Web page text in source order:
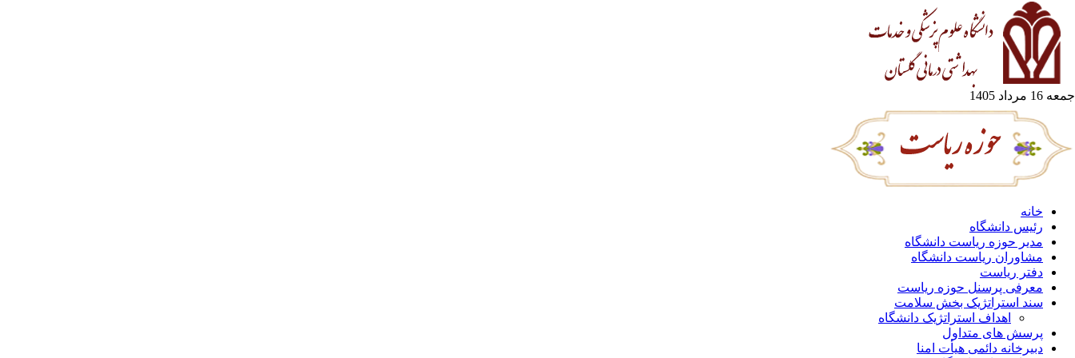
جمعه 16 مرداد 1405
خانه
رئیس دانشگاه
مدیر حوزه ریاست دانشگاه
مشاوران ریاست دانشگاه
دفتر ریاست
معرفی پرسنل حوزه ریاست
سند استراتژیک بخش سلامت
اهداف استراتژیک دانشگاه
پرسش های متداول
دبیرخانه دائمی هیأت امنا